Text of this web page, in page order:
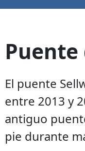
Puente
El puente
entre 2013 y
antiguo
pie durante